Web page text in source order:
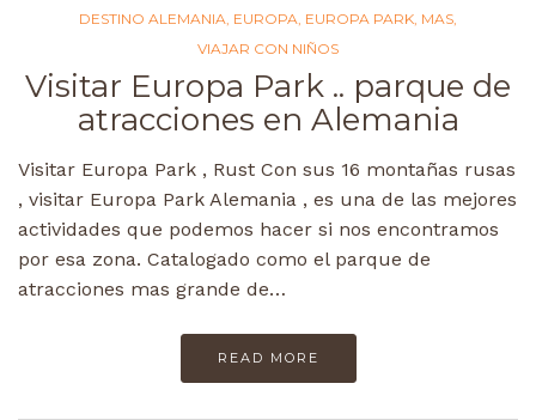
DESTINO ALEMANIA EUROPA EUROPA PARK MAS
VIAJAR CON NIÑOS
Visitar Europa Park .. parque de
atracciones en Alemania
Visitar Europa Park , Rust Con sus 16 montañas rusas
, visitar Europa Park Alemania , es una de las mejores
actividades que podemos hacer si nos encontramos
por esa zona. Catalogado como el parque de
atracciones mas grande de…
READ MORE